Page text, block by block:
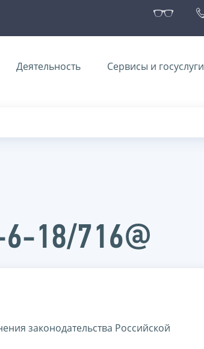
Деятельность Сервисы и госуслуги
18/716@
законодательства Российской